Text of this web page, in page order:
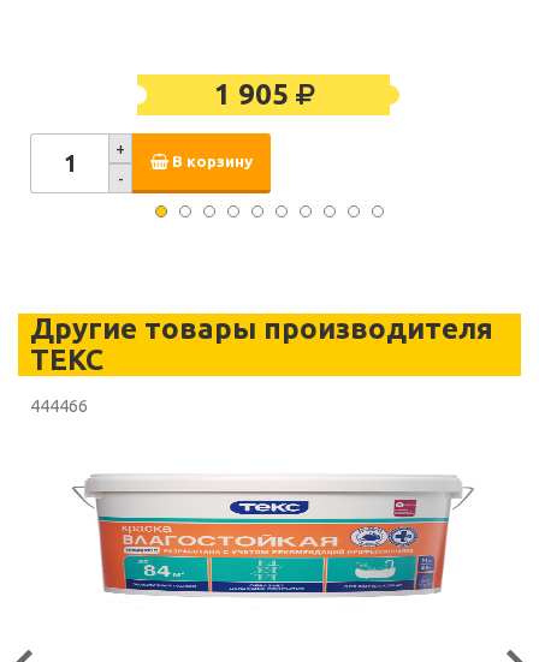
1 905
+
-
В корзину
Другие товары производителя
ТЕКС
444466